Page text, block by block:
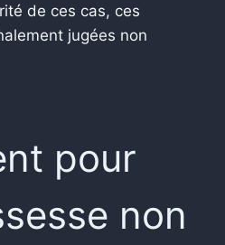
de ces cas, ces
jugées non
pour
non